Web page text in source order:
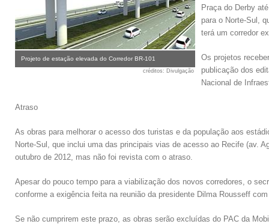
Projeto de estação elevada do Corredor BR-101
créditos: Divulgação
Praça do Derby
para o Norte-Sul,
terá um corredor
Os projetos
publicação dos
Nacional de
Atraso
As obras para melhorar o acesso dos turistas e da população aos
Norte-Sul, que inclui uma das principais vias de acesso ao Recife (av.
outubro de 2012, mas não foi revista com o atraso.
Apesar do pouco tempo para a viabilização dos novos corredores, o
conforme a exigência feita na reunião da presidente Dilma Rousseff
Se não cumprirem este prazo, as obras serão excluídas do PAC da